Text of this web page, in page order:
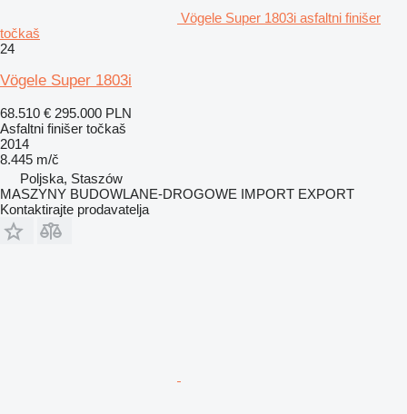
Vögele Super 1803i asfaltni finišer
točkaš
24
Vögele Super 1803i
68.510 € 295.000 PLN
Asfaltni finišer točkaš
2014
8.445 m/č
Poljska, Staszów
MASZYNY BUDOWLANE-DROGOWE IMPORT EXPORT
Kontaktirajte prodavatelja